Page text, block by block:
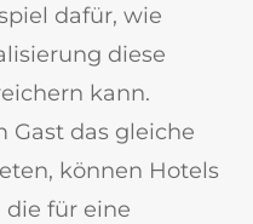
dafür, wie
diese
kann.
Gast das gleiche
können Hotels
die für eine